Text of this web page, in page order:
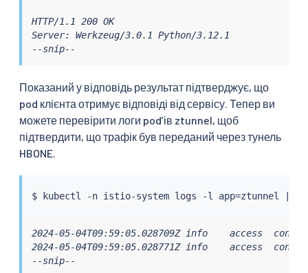
HTTP/1.1 200 OK
Server: Werkzeug/3.0.1 Python/3.12.1
--snip--
Показаний у відповідь результат підтверджує, що
pod клієнта отримує відповіді від сервісу. Тепер ви
можете перевірити логи podʼів ztunnel, щоб
підтвердити, що трафік був переданий через тунель
HBONE.
$ kubectl -n istio-system logs -l app=ztunnel
2024-05-04T09:59:05.028709Z info    access
2024-05-04T09:59:05.028771Z info    access
--snip--